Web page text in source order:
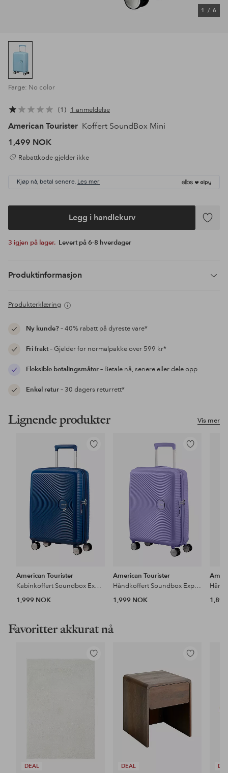
1 / 6
Farge: No color
1 1 anmeldelse
American Tourister Koffert SoundBox Mini
1,499 NOK
Rabattkode gjelder ikke
Kjøp nå, betal senere. Les mer
Legg i handlekurv
Legg
3 igjen på lager. Levert på 6-8 hverdager
Produktinformasjon
Produkterklæring
Ny kunde?– 40% rabatt på dyreste vare*
Fri frakt– Gjelder for normalpakke over 599 kr*
Fleksible betalingsmåter– Betale nå, senere eller dele opp
Enkel retur– 30 dagers returrett*
Vis mer
Lignende produkter
Legg
American Tourister
Kabinkoffert Soundbox Exp. 55
1,999 NOK
Legg
American Tourister
Håndkoffert Soundbox Exp 55
1,999 NOK
Favoritter akkurat nå
DEAL
Legg
DEAL
Legg
favoritter